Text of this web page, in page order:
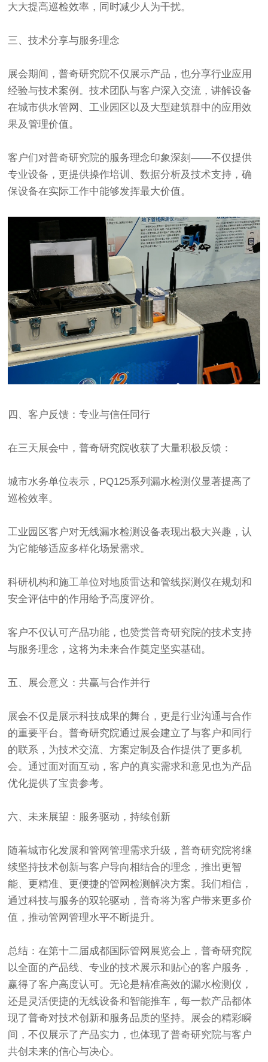
大大提高巡检效率，同时减少人为干扰。
三、技术分享与服务理念
展会期间，普奇研究院不仅展示产品，也分享行业应用
经验与技术案例。技术团队与客户深入交流，讲解设备
在城市供水管网、工业园区以及大型建筑群中的应用效
果及管理价值。
客户们对普奇研究院的服务理念印象深刻——不仅提供
专业设备，更提供操作培训、数据分析及技术支持，确
保设备在实际工作中能够发挥最大价值。
四、客户反馈：专业与信任同行
在三天展会中，普奇研究院收获了大量积极反馈：
城市水务单位表示，PQ125系列漏水检测仪显著提高了
巡检效率。
工业园区客户对无线漏水检测设备表现出极大兴趣，认
为它能够适应多样化场景需求。
科研机构和施工单位对地质雷达和管线探测仪在规划和
安全评估中的作用给予高度评价。
客户不仅认可产品功能，也赞赏普奇研究院的技术支持
与服务理念，这将为未来合作奠定坚实基础。
五、展会意义：共赢与合作并行
展会不仅是展示科技成果的舞台，更是行业沟通与合作
的重要平台。普奇研究院通过展会建立了与客户和同行
的联系，为技术交流、方案定制及合作提供了更多机
会。通过面对面互动，客户的真实需求和意见也为产品
优化提供了宝贵参考。
六、未来展望：服务驱动，持续创新
随着城市化发展和管网管理需求升级，普奇研究院将继
续坚持技术创新与客户导向相结合的理念，推出更智
能、更精准、更便捷的管网检测解决方案。我们相信，
通过科技与服务的双轮驱动，普奇将为客户带来更多价
值，推动管网管理水平不断提升。
总结：在第十二届成都国际管网展览会上，普奇研究院
以全面的产品线、专业的技术展示和贴心的客户服务，
赢得了客户高度认可。无论是精准高效的漏水检测仪，
还是灵活便捷的无线设备和智能推车，每一款产品都体
现了普奇对技术创新和服务品质的坚持。展会的精彩瞬
间，不仅展示了产品实力，也体现了普奇研究院与客户
共创未来的信心与决心。